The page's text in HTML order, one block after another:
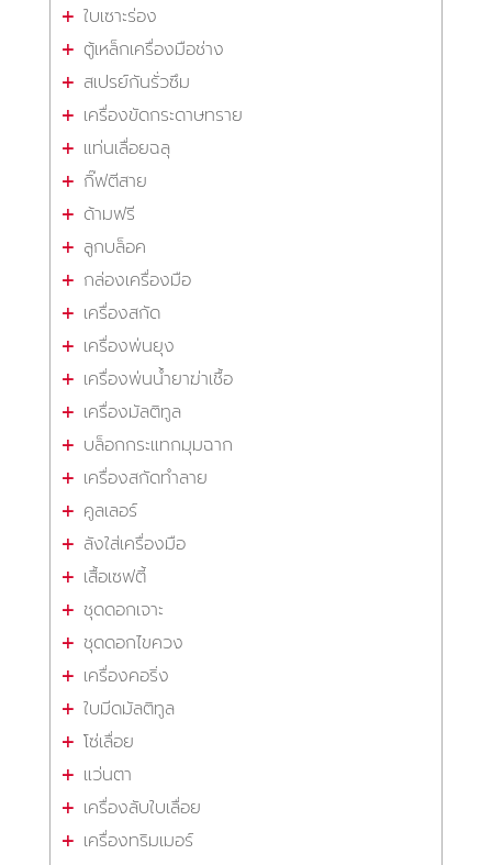
ใบเซาะร่อง
ตู้เหล็กเครื่องมือช่าง
สเปรย์กันรั่วซึม
เครื่องขัดกระดาษทราย
แท่นเลื่อยฉลุ
กิ๊ฟตีสาย
ด้ามฟรี
ลูกบล็อค
กล่องเครื่องมือ
เครื่องสกัด
เครื่องพ่นยุง
เครื่องพ่นน้ำยาฆ่าเชื้อ
เครื่องมัลติทูล
บล็อกกระแทกมุมฉาก
เครื่องสกัดทำลาย
คูลเลอร์
ลังใส่เครื่องมือ
เสื้อเซฟตี้
ชุดดอกเจาะ
ชุดดอกไขควง
เครื่องคอริ่ง
ใบมีดมัลติทูล
โซ่เลื่อย
แว่นตา
เครื่องลับใบเลื่อย
เครื่องทริมเมอร์